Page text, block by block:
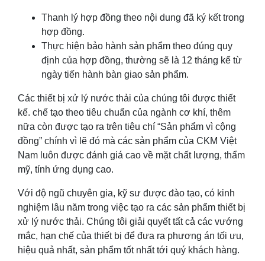
Thanh lý hợp đồng theo nội dung đã ký kết trong
hợp đồng.
Thực hiện bảo hành sản phẩm theo đúng quy
định của hợp đồng, thường sẽ là 12 tháng kể từ
ngày tiến hành bàn giao sản phẩm.
Các thiết bị xử lý nước thải của chúng tôi được thiết
kế. chế tạo theo tiêu chuẩn của ngành cơ khí, thêm
nữa còn được tạo ra trên tiêu chí “Sản phẩm vì cộng
đồng” chính vì lẽ đó mà các sản phẩm của CKM Việt
Nam luôn được đánh giá cao về mặt chất lượng, thẩm
mỹ, tính ứng dụng cao.
Với độ ngũ chuyên gia, kỹ sư được đào tạo, có kinh
nghiệm lâu năm trong việc tạo ra các sản phẩm thiết bị
xử lý nước thải. Chúng tôi giải quyết tất cả các vướng
mắc, hạn chế của thiết bị để đưa ra phương án tối ưu,
hiệu quả nhất, sản phẩm tốt nhất tới quý khách hàng.